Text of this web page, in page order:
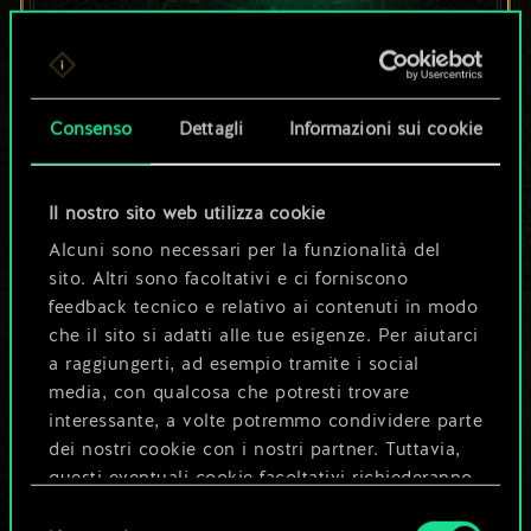
Consenso Dettagli Informazioni sui cookie
Il nostro sito web utilizza cookie
Alcuni sono necessari per la funzionalità del
sito. Altri sono facoltativi e ci forniscono
feedback tecnico e relativo ai contenuti in modo
che il sito si adatti alle tue esigenze. Per aiutarci
a raggiungerti, ad esempio tramite i social
media, con qualcosa che potresti trovare
interessante, a volte potremmo condividere parte
dei nostri cookie con i nostri partner. Tuttavia,
questi eventuali cookie facoltativi richiederanno
Per ora, è solo un
set di carte
Ma può diventare
molto altro!
guida
Modifica mazzo